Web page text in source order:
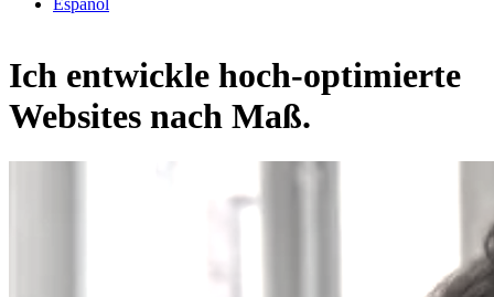
Español
Ich entwickle hoch-optimierte
Websites nach Maß.